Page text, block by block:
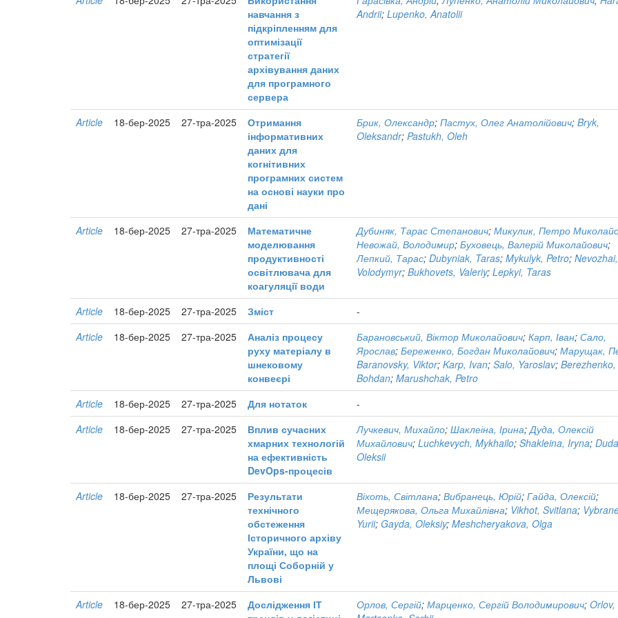
навчання з
підкріпленням для
оптимізації
стратегії
архівування даних
для програмного
сервера
Andrii;Lupenko, Anatolii
Article 18-бер-2025 27-тра-2025
Отримання
інформативних
даних для
когнітивних
програмних систем
на основі науки про
дані
Брик, Олександр;Пастух, Олег Анатолійович;Bryk,
Oleksandr;Pastukh, Oleh
Article 18-бер-2025 27-тра-2025
Математичне
моделювання
продуктивності
освітлювача для
коагуляції води
Дубиняк, Тарас Степанович;Микулик, Петро
Невожай, Володимир;Буховець, Валерій Миколайович;
Лепкий, Тарас;Dubyniak, Taras;Mykulyk, Petro;Nevozhai,
Volodymyr;Bukhovets, Valeriy;Lepkyi, Taras
Article 18-бер-2025 27-тра-2025 Зміст
-
Article
18-бер-2025 27-тра-2025
Аналіз процесу
руху матеріалу в
шнековому
конвеєрі
Барановський, Віктор Миколайович;Карп, Іван;Сало,
Ярослав;Береженко, Богдан Миколайович;Марущак,
Baranovsky, Viktor;Karp, Ivan;Salo, Yaroslav;Berezhenko,
Bohdan;Marushchak, Petro
Article
18-бер-2025 27-тра-2025 Для нотаток
-
Article
18-бер-2025 27-тра-2025
Вплив сучасних
хмарних технологій
на ефективність
DevOps-процесів
Лучкевич, Михайло;Шаклеіна, Ірина;Дуда, Олексій
Михайлович;Luchkevych, Mykhailo;Shakleina, Iryna;
Oleksii
Article 18-бер-2025 27-тра-2025
Результати
технічного
обстеження
Історичного архіву
України, що на
площі Соборній у
Львові
Віхоть, Світлана;Вибранець, Юрій;Гайда, Олексій;
Мещерякова, Ольга Михайлівна; Vikhot, Svitlana;
Yurii; Gayda, Oleksiy;Meshcheryakova, Olga
Article 18-бер-2025 27-тра-2025
Дослідження ІТ
Орлов, Сергій;Марценко, Сергій Володимирович;